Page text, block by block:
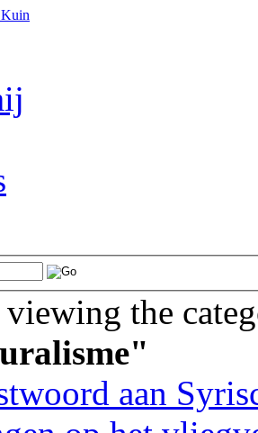
the